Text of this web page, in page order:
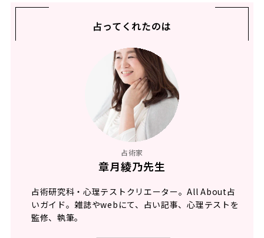
占ってくれたのは
占術家
章月綾乃先生
占術研究科・心理テストクリエーター。All About占
いガイド。雑誌やwebにて、占い記事、心理テストを
監修、執筆。